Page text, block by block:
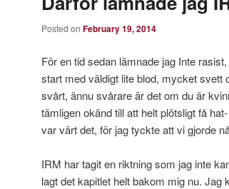
Posted on February 19, 2014
För en tid sedan lämnade jag Inte
start med väldigt lite blod, mycket
svårt, ännu svårare är det om du är
tämligen okänd till att helt plötsligt få
var värt det, för jag tyckte att vi gjorde
IRM har tagit en riktning som jag inte
lagt det kapitlet helt bakom mig nu.